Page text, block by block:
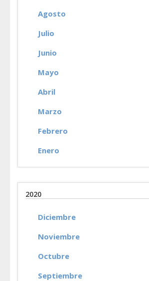
Agosto
Julio
Junio
Mayo
Abril
Marzo
Febrero
Enero
2020
Diciembre
Noviembre
Octubre
Septiembre